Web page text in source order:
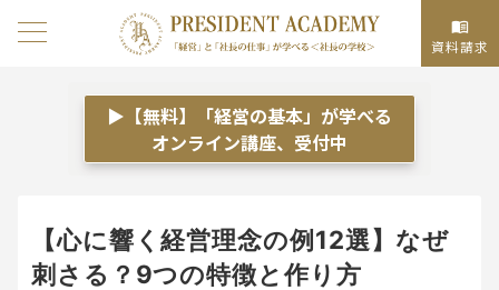
資料請求
▶【無料】「経営の基本」が学べる
オンライン講座、受付中
【心に響く経営理念の例12選】なぜ
刺さる？9つの特徴と作り方